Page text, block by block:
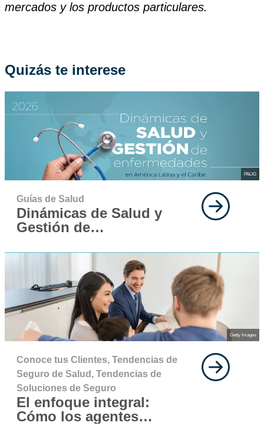
mercados y los productos particulares.
Quizás te interese
PALIG
Guías de Salud
Dinámicas de Salud y
Gestión de
Getty Images
Conoce tus Clientes, Tendencias de
Seguro de Salud, Tendencias de
Soluciones de Seguro
El enfoque integral:
Cómo los agentes